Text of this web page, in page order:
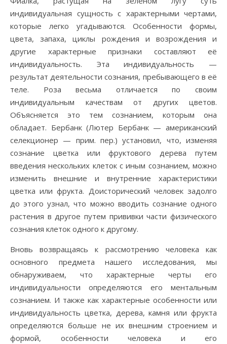
индивидуальная сущность с характерными чертами,
которые легко угадываются. Особенности формы,
цвета, запаха, циклы рождения и возрождения и
другие характерные признаки составляют её
индивидуальность. Эта индивидуальность —
результат деятельности сознания, пребывающего в её
теле. Роза весьма отличается по своим
индивидуальным качествам от других цветов.
Объясняется это тем сознанием, которым она
обладает. Бербанк (Лютер Бербанк — американский
селекционер — прим. пер.) установил, что, изменяя
сознание цветка или фруктового дерева путем
введения нескольких клеток с иным сознанием, можно
изменить внешние и внутренние характеристики
цветка или фрукта. Доисторический человек задолго
до этого узнал, что можно вводить сознание одного
растения в другое путем прививки части физического
сознания клеток одного к другому.
Вновь возвращаясь к рассмотрению человека как
основного предмета нашего исследования, мы
обнаруживаем, что характерные черты его
индивидуальности определяются его ментальным
сознанием. И также как характерные особенности или
индивидуальность цветка, дерева, камня или фрукта
определяются больше не их внешним строением и
формой, особенности человека и его